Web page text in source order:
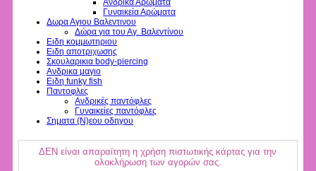
Ανδρικά Αρώματα
Γυναικεία Αρώματα
Δωρα Αγιου Βαλεντινου
Δώρα για του Αγ. Βαλεντίνου
Ειδη κομμωτηριου
Ειδη αποτριχωσης
Σκουλαρικια body-piercing
Ανδρικα μαγιο
Ειδη funky fish
Παντοφλες
Ανδρικές παντόφλες
Γυναικείες παντόφλες
Σηματα (Ν)εου οδηγου
ΔΕΝ είναι απαραίτητη η χρήση πιστωτικής κάρτας για την
ολοκλήρωση των αγορών σας.